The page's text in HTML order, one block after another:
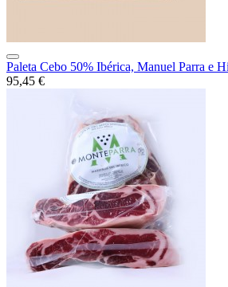
Paleta Cebo 50% Ibérica, Manuel Parra e
95,45 €